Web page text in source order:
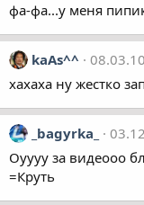
фа-фа...у меня
kaAs^^
08.03.10
хахаха ну жестко
_bagyrka_
Оуууу за видеооо
=Круть